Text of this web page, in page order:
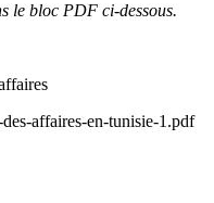
le bloc PDF ci-dessous.
affaires-en-tunisie-1.pdf